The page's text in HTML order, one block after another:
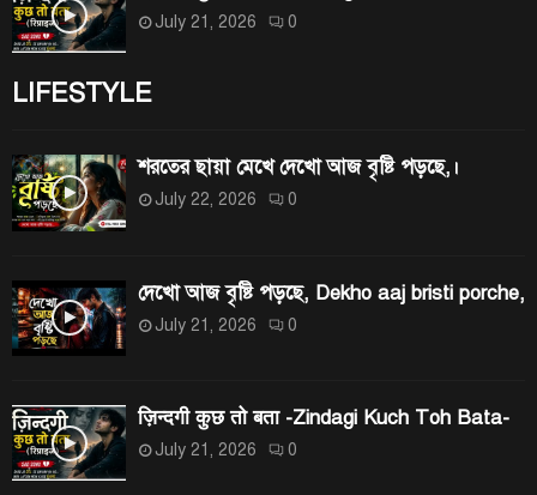
July 21, 2026 0
LIFESTYLE
শরতের ছায়া মেখে দেখো আজ বৃষ্টি পড়ছে,।
July 22, 2026 0
দেখো আজ বৃষ্টি পড়ছে, Dekho aaj bristi porche,
July 21, 2026 0
ज़िन्दगी कुछ तो बता -Zindagi Kuch Toh Bata-
July 21, 2026 0